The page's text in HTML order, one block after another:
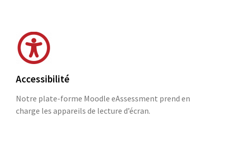
Accessibilité
Notre plate-forme Moodle eAssessment prend en
charge les appareils de lecture d’écran.